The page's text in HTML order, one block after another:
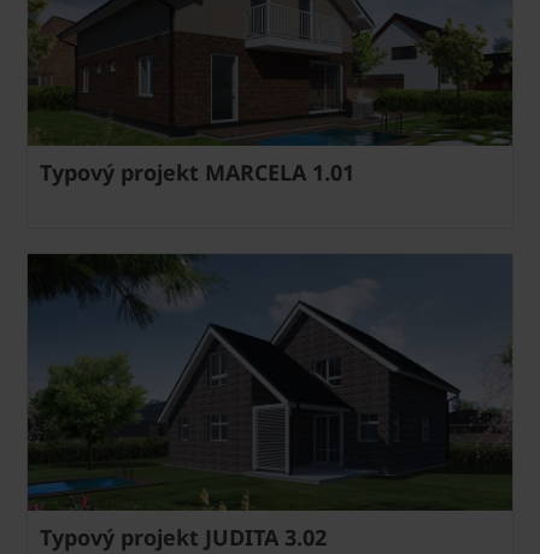
Typový projekt MARCELA 1.01
Typový projekt JUDITA 3.02